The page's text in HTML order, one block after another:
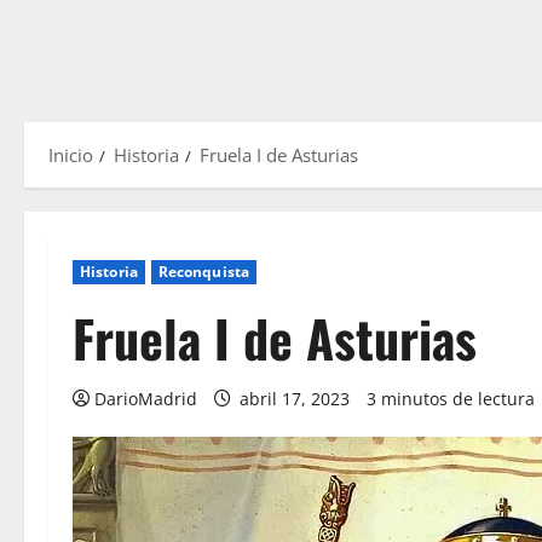
Inicio Historia Fruela I de Asturias
Historia Reconquista
Fruela I de Asturias
DarioMadrid abril 17, 2023 3 minutos de lectura